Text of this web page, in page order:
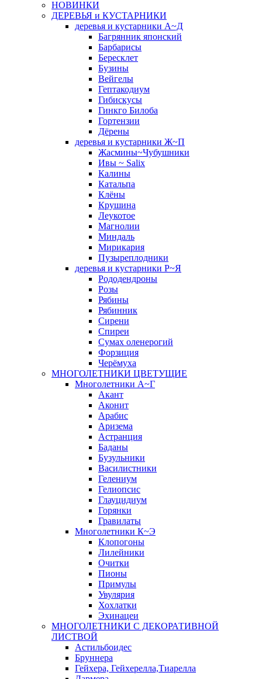
НОВИНКИ
ДЕРЕВЬЯ и КУСТАРНИКИ
деревья и кустарники А~Д
Багрянник японский
Барбарисы
Бересклет
Бузины
Вейгелы
Гептакодиум
Гибискусы
Гинкго Билоба
Гортензии
Дёрены
деревья и кустарники Ж~П
Жасмины~Чубушники
Ивы ~ Salix
Калины
Катальпа
Клёны
Крушина
Леукотое
Магнолии
Миндаль
Мирикария
Пузыреплодники
деревья и кустарники Р~Я
Рододендроны
Розы
Рябины
Рябинник
Сирени
Спиреи
Сумах оленерогий
Форзиция
Черёмуха
МНОГОЛЕТНИКИ ЦВЕТУЩИЕ
Многолетники А~Г
Акант
Аконит
Арабис
Аризема
Астранция
Баданы
Бузульники
Василистники
Гелениум
Гелиопсис
Глауцидиум
Горянки
Гравилаты
Многолетники К~Э
Клопогоны
Лилейники
Очитки
Пионы
Примулы
Увулярия
Хохлатки
Эхинацеи
МНОГОЛЕТНИКИ С ДЕКОРАТИВНОЙ
ЛИСТВОЙ
Астильбоидес
Бруннера
Гейхера, Гейхерелла,Тиарелла